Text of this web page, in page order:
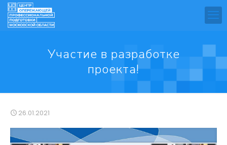
Участие в разработке
проекта!
26.01.2021